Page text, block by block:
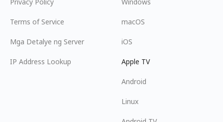
Terms of Service
Mga Detalye ng Server
IP Address Lookup
macOS
iOS
Apple TV
Android
Linux